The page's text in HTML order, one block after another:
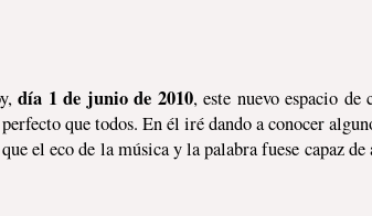
día 1 de junio de 2010, este nuevo espacio
que todos. En él iré dando a conocer
el eco de la música y la palabra fuese capaz